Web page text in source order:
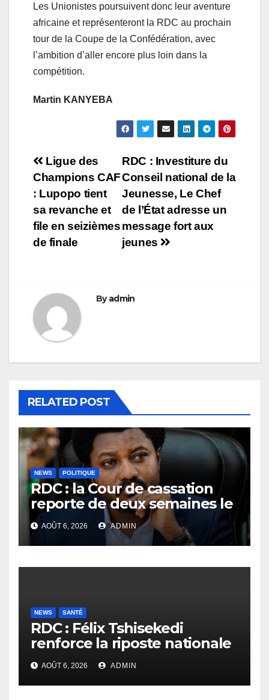
Les Unionistes poursuivent donc leur aventure
africaine et représenteront la RDC au prochain
tour de la Coupe de la Confédération, avec
l’ambition d’aller encore plus loin dans la
compétition.
Martin KANYEBA
Navigation
de
l’article
RDC : Investiture du
Conseil national de la
Jeunesse, Le Chef
de l’État adresse un
message fort aux
jeunes
Ligue des
Champions CAF
: Lupopo tient
sa revanche et
file en seizièmes
de finale
Byadmin
RELATED POST
NEWS POLITIQUE
RDC : la Cour de cassation
reporte de deux semaines le
procès Frivao
AOÛT 6, 2026 ADMIN
NEWS SANTÉ
RDC : Félix Tshisekedi
renforce la riposte nationale
contre l’épidémie d’Ebola
AOÛT 6, 2026 ADMIN